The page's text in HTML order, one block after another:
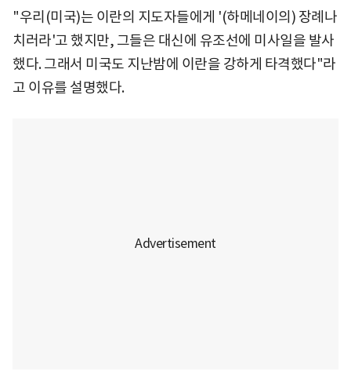
"우리(미국)는 이란의 지도자들에게 '(하메네이의) 장례나
치러라'고 했지만, 그들은 대신에 유조선에 미사일을 발사
했다. 그래서 미국도 지난밤에 이란을 강하게 타격했다"라
고 이유를 설명했다.